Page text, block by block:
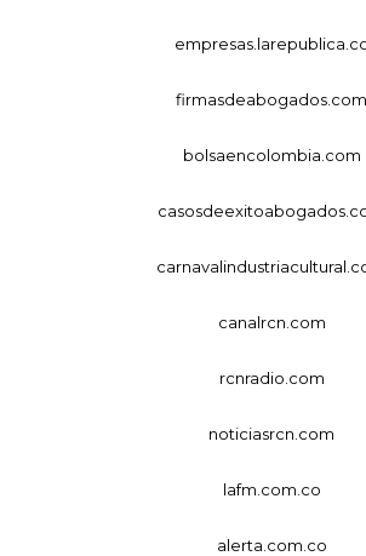
firmasdeabogados.com
bolsaencolombia.com
canalrcn.com
rcnradio.com
noticiasrcn.com
lafm.com.co
alerta.com.co